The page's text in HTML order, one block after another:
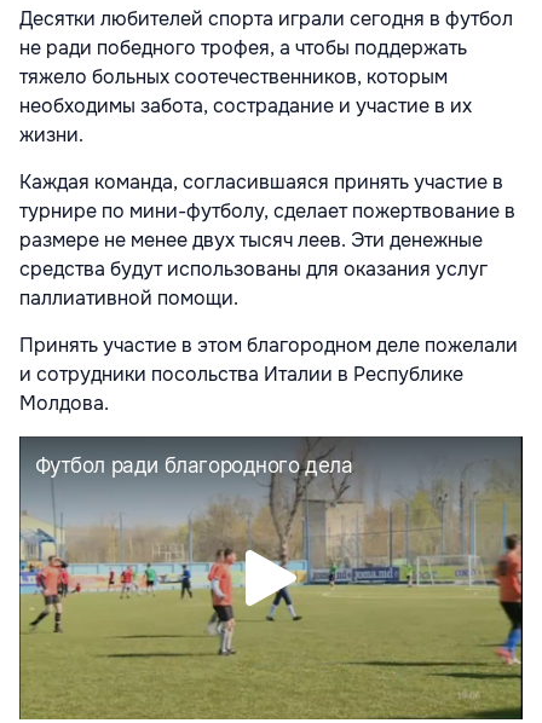
Десятки любителей спорта играли сегодня в футбол
не ради победного трофея, а чтобы поддержать
тяжело больных соотечественников, которым
необходимы забота, сострадание и участие в их
жизни.
Каждая команда, согласившаяся принять участие в
турнире по мини-футболу, сделает пожертвование в
размере не менее двух тысяч леев. Эти денежные
средства будут использованы для оказания услуг
паллиативной помощи.
Принять участие в этом благородном деле пожелали
и сотрудники посольства Италии в Республике
Молдова.